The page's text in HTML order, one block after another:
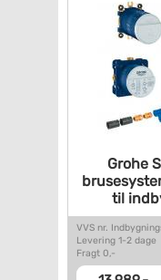
Grohe
til
VVS nr.
Levering 1-2 dage
Fragt 0,-